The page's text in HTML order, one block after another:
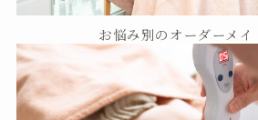
お悩み別のオーダーメイ